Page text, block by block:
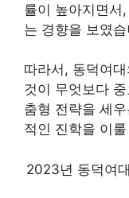
률이 높아지면서
는 경향을 보였
따라서, 동덕여
것이 무엇보다
춤형 전략을 세
적인 진학을 이
2023년 동덕여